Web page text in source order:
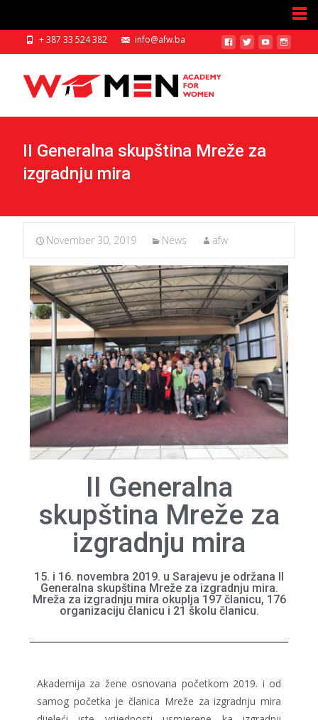
+ 387 33 524 382 info@afw.ba
II Generalna skupština Mreže za
izgradnju mira
November 30, 2019 News afw
II Generalna
skupština Mreže za
izgradnju mira
15. i 16. novembra 2019. u Sarajevu je održana II
Generalna skupština Mreže za izgradnju mira.
Mreža za izgradnju mira okuplja 197 članicu, 176
organizaciju članicu i 21 školu članicu.
Akademija za žene osnovana početkom 2019. i od
samog početka je članica Mreže za izgradnju mira